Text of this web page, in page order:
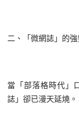
二、「微網誌」的
當「部落格時代」
誌」卻已漫天延燒。